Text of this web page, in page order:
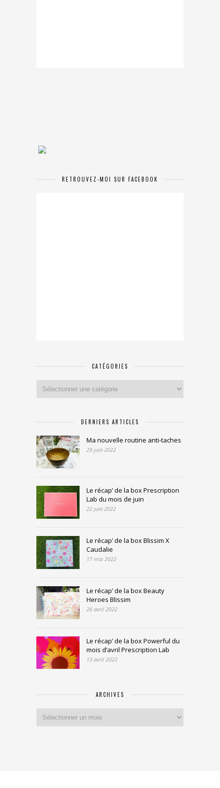
RETROUVEZ-MOI SUR FACEBOOK
CATÉGORIES
DERNIERS ARTICLES
Ma nouvelle routine anti-taches
29 juin 2022
Le récap’ de la box Prescription
Lab du mois de juin
22 juin 2022
Le récap’ de la box Blissim X
Caudalie
17 mai 2022
Le récap’ de la box Beauty
Heroes Blissim
26 avril 2022
Le récap’ de la box Powerful du
mois d’avril Prescription Lab
13 avril 2022
ARCHIVES